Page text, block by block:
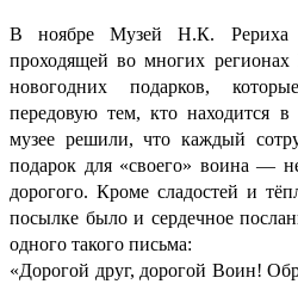
В ноябре Музей Н.К. Рериха
проходящей во многих
новогодних подарков,
передовую тем, кто находится
музее решили, что каждый
подарок для «своего» воина —
дорогого. Кроме сладостей и
посылке было и сердечное
одного такого письма:
«Дорогой друг, дорогой Воин!